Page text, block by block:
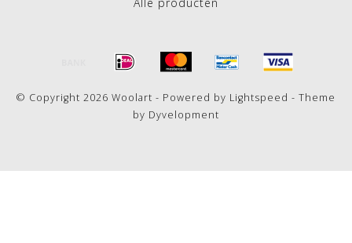
© Copyright 2026 Woolart - Powered by Lightspeed - Theme
by Dyvelopment